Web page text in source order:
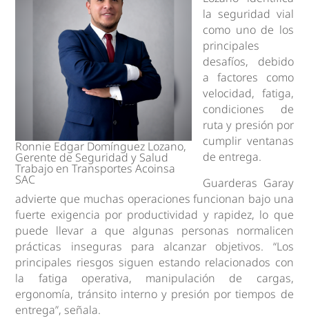
Ronnie Edgar Domínguez Lozano,
Gerente de Seguridad y Salud
Trabajo en Transportes Acoinsa
SAC
la seguridad vial
como uno de los
principales
desafíos, debido
a factores como
velocidad, fatiga,
condiciones de
ruta y presión por
cumplir ventanas
de entrega.
Guarderas Garay
advierte que muchas operaciones funcionan bajo una
fuerte exigencia por productividad y rapidez, lo que
puede llevar a que algunas personas normalicen
prácticas inseguras para alcanzar objetivos. “Los
principales riesgos siguen estando relacionados con
la fatiga operativa, manipulación de cargas,
ergonomía, tránsito interno y presión por tiempos de
entrega”, señala.